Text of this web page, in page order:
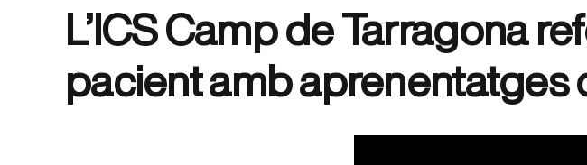
L’ICS Camp de Tarragona
pacient amb aprenentatges